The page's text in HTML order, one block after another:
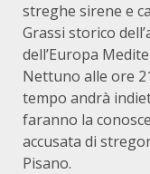
streghe sirene e
Grassi storico
dell’Europa
Nettuno alle ore
tempo andrà
faranno la
accusata di
Pisano.